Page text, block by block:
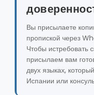
Вы присылаете
пропиской через
Чтобы истребовать
присылаем вам
двух языках,
Испании или